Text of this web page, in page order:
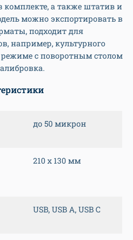
комплекте, а также штатив и
можно экспортировать в
подходит для
например, культурного
режиме с поворотным столом
до 50 микрон
210 х 130 мм
USB, USB A, USB C